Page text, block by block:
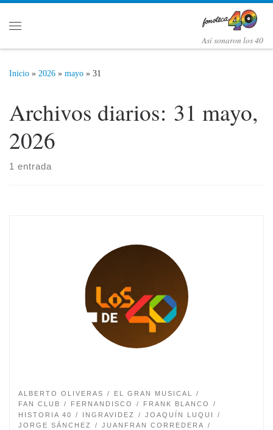
Así­ sonaron los 40
Inicio » 2026 » mayo » 31
Archivos diarios: 31 mayo,
2026
1 entrada
ALBERTO OLIVERAS
EL GRAN MUSICAL
FAN CLUB
FERNANDISCO
FRANK BLANCO
HISTORIA 40
INGRAVIDEZ
JOAQUÍN LUQUI
JORGE SÁNCHEZ
JUANFRAN CORREDERA